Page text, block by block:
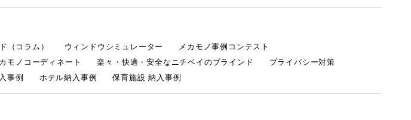
（コラム） ウィンドウシミュレーター
メカモノ事例コンテスト
モノコーディネート 楽々・快適・安全なニチベイのブラインド
プライバシー対策
事例 ホテル納入事例 保育施設 納入事例